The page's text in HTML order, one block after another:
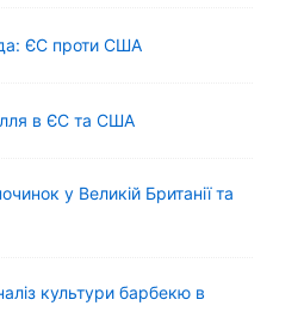
ЄС проти США
в ЄС та США
у Великій Британії та
культури барбекю в